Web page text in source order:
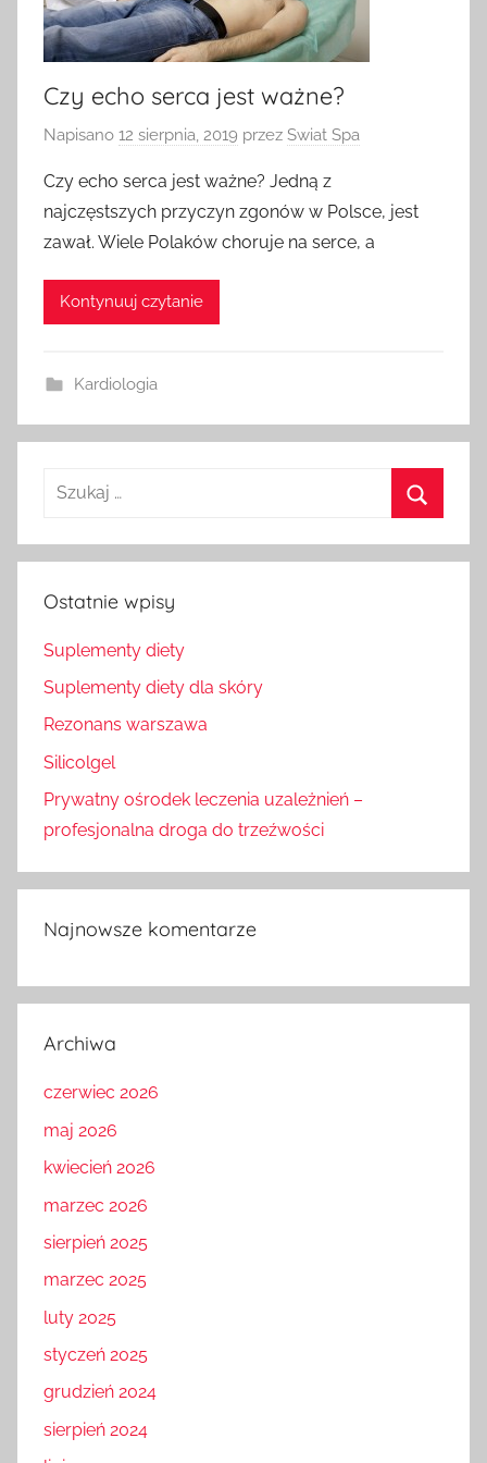
Czy echo serca jest ważne?
Napisano 12 sierpnia, 2019 przez Swiat Spa
Czy echo serca jest ważne? Jedną z
najczęstszych przyczyn zgonów w Polsce, jest
zawał. Wiele Polaków choruje na serce, a
Kontynuuj czytanie
Kardiologia
Szukaj
Ostatnie wpisy
Suplementy diety
Suplementy diety dla skóry
Rezonans warszawa
Silicolgel
Prywatny ośrodek leczenia uzależnień –
profesjonalna droga do trzeźwości
Najnowsze komentarze
Archiwa
czerwiec 2026
maj 2026
kwiecień 2026
marzec 2026
sierpień 2025
marzec 2025
luty 2025
styczeń 2025
grudzień 2024
sierpień 2024